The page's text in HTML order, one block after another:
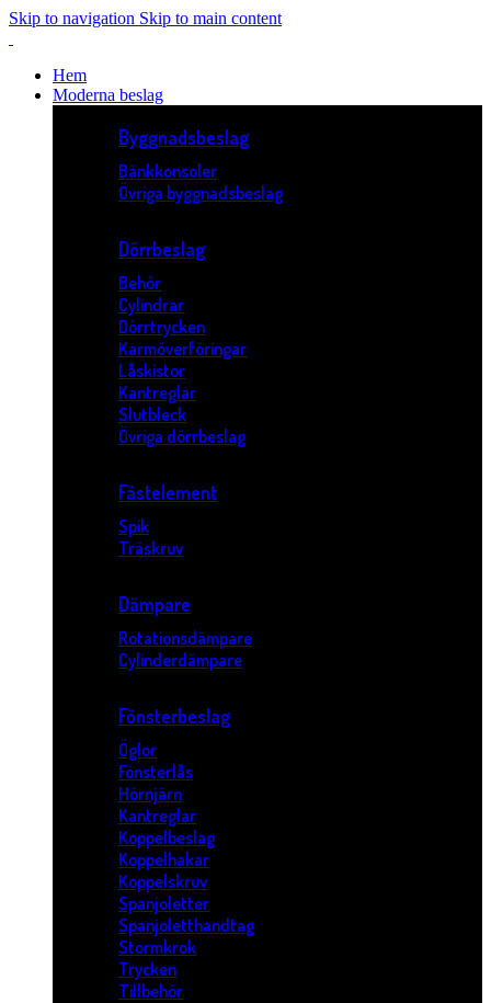
Skip to navigation Skip to main content
Hem
Moderna beslag
Byggnadsbeslag
Bänkkonsoler
Övriga byggnadsbeslag
Dörrbeslag
Behör
Cylindrar
Dörrtrycken
Karmöverföringar
Låskistor
Kantreglar
Slutbleck
Övriga dörrbeslag
Fästelement
Spik
Träskruv
Dämpare
Rotationsdämpare
Cylinderdämpare
Fönsterbeslag
Öglor
Fönsterlås
Hörnjärn
Kantreglar
Koppelbeslag
Koppelhakar
Koppelskruv
Spanjoletter
Spanjoletthandtag
Stormkrok
Trycken
Tillbehör